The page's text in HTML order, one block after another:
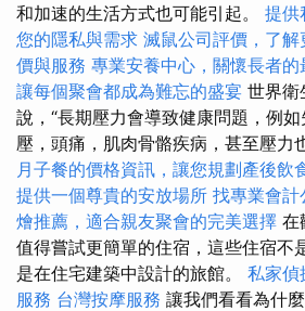
和加速的生活方式也可能引起。 提供
您的隱私與需求 滅鼠公司評價，了
價與服務 專業安養中心，關懷長者的
讓每個聚會都成為難忘的盛宴 世界衛
說，“長期壓力會導致健康問題，例
壓，頭痛，肌肉骨骼疾病，甚至壓力
月子餐的價格資訊，讓您規劃產後飲
提供一個尊貴的安放場所 找專業會計
燴推薦，適合親友聚會的完美選擇 在
值得嘗試更簡單的住宿，這些住宿不
是在住宅建築中設計的旅館。 私家偵
服務 台灣按摩服務 讓我們看看為什